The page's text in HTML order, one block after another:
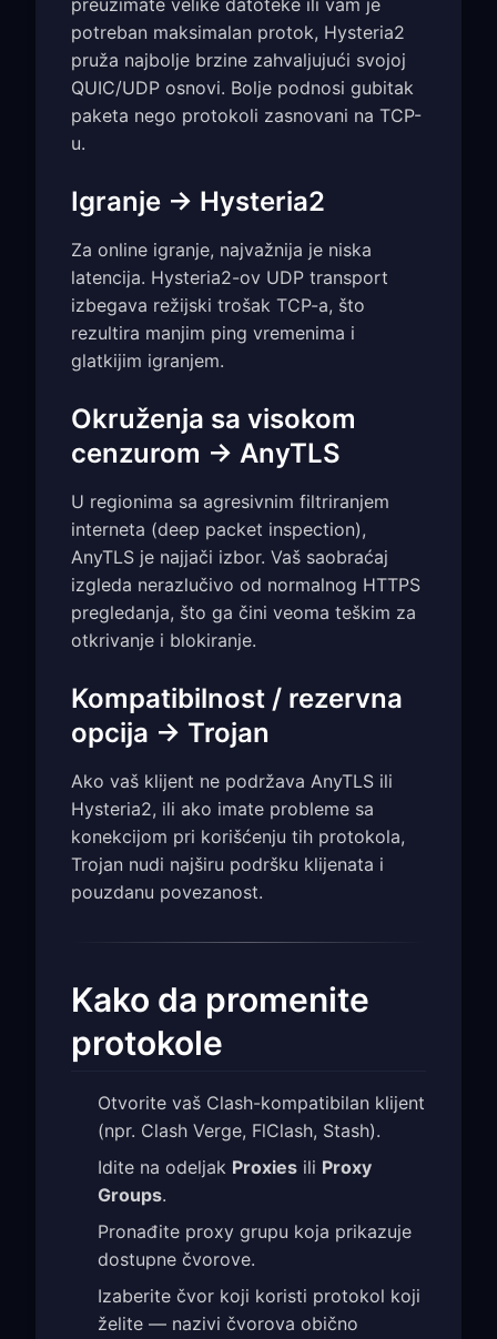
preuzimate velike datoteke ili vam je
potreban maksimalan protok, Hysteria2
pruža najbolje brzine zahvaljujući svojoj
QUIC/UDP osnovi. Bolje podnosi gubitak
paketa nego protokoli zasnovani na TCP-
u.
Igranje → Hysteria2
Za online igranje, najvažnija je niska
latencija. Hysteria2-ov UDP transport
izbegava režijski trošak TCP-a, što
rezultira manjim ping vremenima i
glatkijim igranjem.
Okruženja sa visokom
cenzurom → AnyTLS
U regionima sa agresivnim filtriranjem
interneta (deep packet inspection),
AnyTLS je najjači izbor. Vaš saobraćaj
izgleda nerazlučivo od normalnog HTTPS
pregledanja, što ga čini veoma teškim za
otkrivanje i blokiranje.
Kompatibilnost / rezervna
opcija → Trojan
Ako vaš klijent ne podržava AnyTLS ili
Hysteria2, ili ako imate probleme sa
konekcijom pri korišćenju tih protokola,
Trojan nudi najširu podršku klijenata i
pouzdanu povezanost.
Kako da promenite
protokole
Otvorite vaš Clash-kompatibilan klijent
(npr. Clash Verge, FlClash, Stash).
Idite na odeljak Proxies ili Proxy
Groups.
Pronađite proxy grupu koja prikazuje
dostupne čvorove.
Izaberite čvor koji koristi protokol koji
želite — nazivi čvorova obično